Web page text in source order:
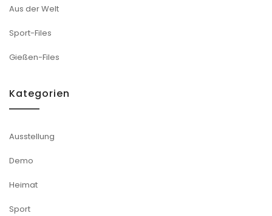
Aus der Welt
Sport-Files
Gießen-Files
Kategorien
Ausstellung
Demo
Heimat
Sport